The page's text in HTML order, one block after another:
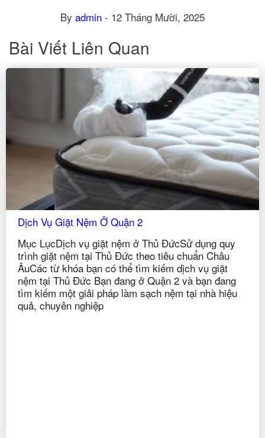
By admin - 12 Tháng Mười, 2025
Bài Viết Liên Quan
Dịch Vụ Giặt Nệm Ở Quận 2
Mục LụcDịch vụ giặt nệm ở Thủ ĐứcSử dụng quy
trình giặt nệm tại Thủ Đức theo tiêu chuẩn Châu
ÂuCác từ khóa bạn có thể tìm kiếm dịch vụ giặt
nệm tại Thủ Đức Bạn đang ở Quận 2 và bạn đang
tìm kiếm một giải pháp làm sạch nệm tại nhà hiệu
quả, chuyên nghiệp